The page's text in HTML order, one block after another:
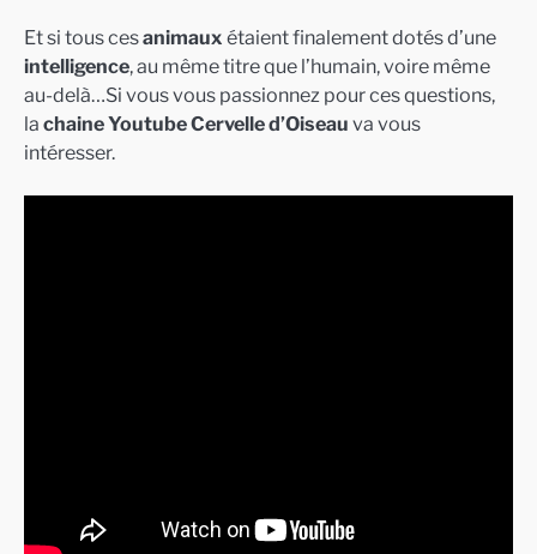
Et si tous cesanimaux étaient finalement dotés d’une
intelligence, au même titre que l’humain, voire même
au-delà…Si vous vous passionnez pour ces questions,
la chaine YoutubeCervelle d’Oiseau va vous
intéresser.